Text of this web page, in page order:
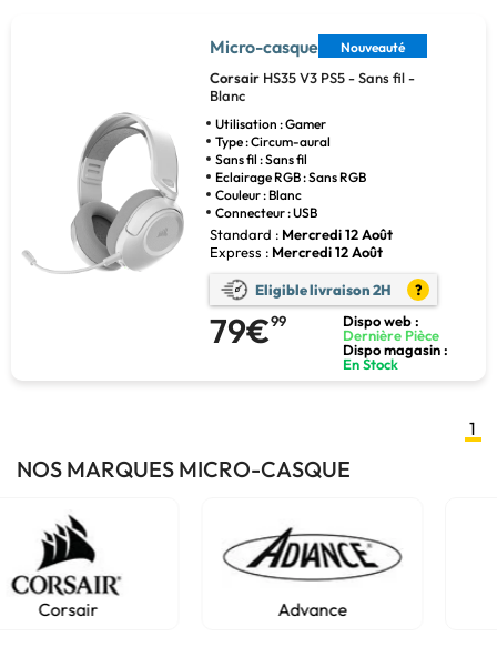
Micro-casque Nouveauté
Corsair HS35 V3 PS5 - Sans fil -
Blanc
Utilisation : Gamer
Type : Circum-aural
Sans fil : Sans fil
Eclairage RGB : Sans RGB
Couleur : Blanc
Connecteur : USB
Standard : Mercredi 12 Août
Express : Mercredi 12 Août
Eligible livraison 2H ?
79€99
Dispo web :
Dernière Pièce
Dispo magasin :
En Stock
1
NOS MARQUES MICRO-CASQUE
Advance